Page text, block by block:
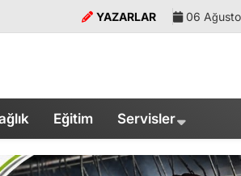
YAZARLAR 06
Eğitim Servisler